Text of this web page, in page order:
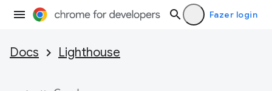
Fazer login
Docs Lighthouse